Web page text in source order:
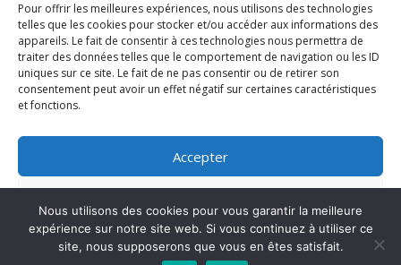
Pour offrir les meilleures expériences, nous utilisons des technologies
telles que les cookies pour stocker et/ou accéder aux informations des
appareils. Le fait de consentir à ces technologies nous permettra de
traiter des données telles que le comportement de navigation ou les ID
uniques sur ce site. Le fait de ne pas consentir ou de retirer son
consentement peut avoir un effet négatif sur certaines caractéristiques
et fonctions.
Accepter
Voir les préférences
Mission locale Aubervilliers © 2024 | Tous droits
réservés
Nous utilisons des cookies pour vous garantir la meilleure
expérience sur notre site web. Si vous continuez à utiliser ce
site, nous supposerons que vous en êtes satisfait.